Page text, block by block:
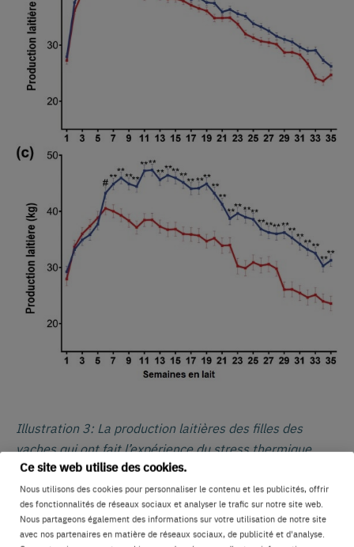
Ce site web utilise des cookies.
Nous utilisons des cookies pour personnaliser le contenu et les publicités, offrir
des fonctionnalités de réseaux sociaux et analyser le trafic sur notre site web.
Nous partageons également des informations sur votre utilisation de notre site
avec nos partenaires en matière de réseaux sociaux, de publicité et d'analyse.
Illustration 3: La production laitières des filles des
vaches qui ont fait l’expérience du stress thermique
(Filles ST) est moindre en 1e, 2e et 3e lactation
(graphiques a, b et c, respectivement) que celles des
filles des vaches qui n’ont pas connu de stress
thermique (Filles épargnées).Research by Laporta et al